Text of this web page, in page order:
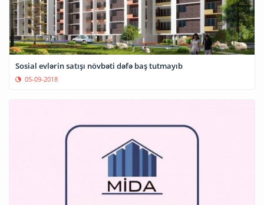
Sosial evlərin satışı növbəti dəfə baş tutmayıb
05-09-2018